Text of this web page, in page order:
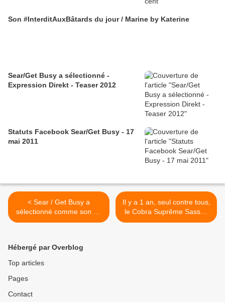
Son #InterditAuxBâtards du jour / Marine by Katerine
Sear/Get Busy a sélectionné -
Expression Direkt - Teaser 2012
Statuts Facebook Sear/Get Busy - 17
mai 2011
< Sear / Get Busy a
sélectionné comme son du
jour...
Il y a 1 an, seul contre tous,
le Cobra Suprême Sassou
"gagnait" les élections... >
Hébergé par Overblog
Top articles
Pages
Contact